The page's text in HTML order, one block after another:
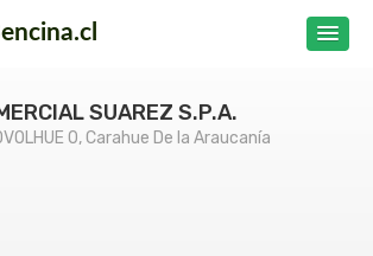
SUAREZ S.P.A.
0, Carahue De la Araucanía